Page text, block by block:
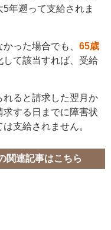
年遡って支給されま
った場合でも、 65歳
して該当すれば、受給
れると請求した翌月か
する日までに障害状
支給されません。
関連記事はこちら